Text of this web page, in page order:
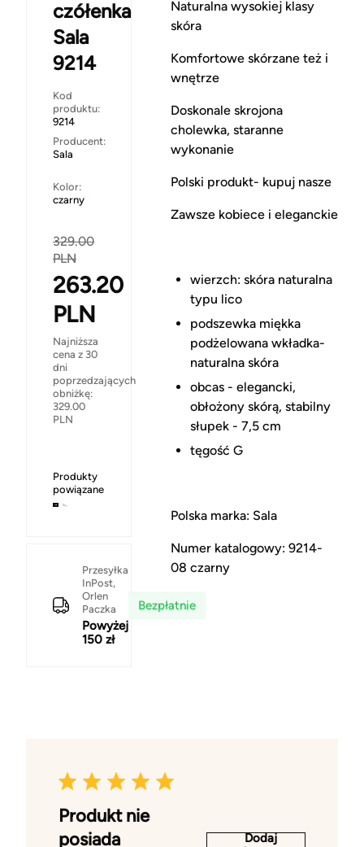
czółenka
Sala
9214
Kod
produktu:
9214
Producent:
Sala
Kolor:
czarny
329.00
PLN
263.20
PLN
Najniższa
cena z 30
dni
poprzedzających
obniżkę:
329.00
PLN
Produkty
powiązane
Przesyłka
InPost,
Orlen
Paczka
Powyżej
150 zł
Bezpłatnie
Naturalna wysokiej klasy
skóra
Komfortowe skórzane też i
wnętrze
Doskonale skrojona
cholewka, staranne
wykonanie
Polski produkt- kupuj nasze
Zawsze kobiece i eleganckie
wierzch: skóra naturalna
typu lico
podszewka miękka
podżelowana wkładka-
naturalna skóra
obcas - elegancki,
obłożony skórą, stabilny
słupek - 7,5 cm
tęgość G
Polska marka: Sala
Numer katalogowy: 9214-
08 czarny
Produkt nie
posiada
Dodaj